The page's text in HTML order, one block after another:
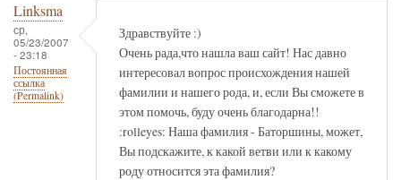
Linksma
ср,
05/23/2007
- 23:18
Постоянная
ссылка
(Permalink)
Здравствуйте :)
Очень рада,что нашла ваш сайт! Нас давно
интересовал вопрос происхождения нашей
фамилии и нашего рода, и, если Вы сможете в
этом помочь, буду очень благодарна!!
:rolleyes: Наша фамилия - Баторшины, может,
Вы подскажите, к какой ветви или к какому
роду относится эта фамилия?